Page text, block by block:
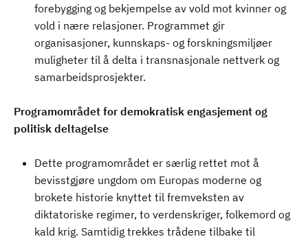
forebygging og bekjempelse av vold mot kvinner og
vold i nære relasjoner. Programmet gir
organisasjoner, kunnskaps- og forskningsmiljøer
muligheter til å delta i transnasjonale nettverk og
samarbeidsprosjekter.
Programområdet for demokratisk engasjement og
politisk deltagelse
Dette programområdet er særlig rettet mot å
bevisstgjøre ungdom om Europas moderne og
brokete historie knyttet til fremveksten av
diktatoriske regimer, to verdenskriger, folkemord og
kald krig. Samtidig trekkes trådene tilbake til